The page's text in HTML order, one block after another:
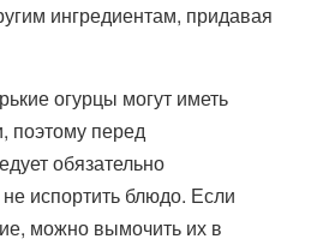
ингредиентам, придавая
огурцы могут иметь
поэтому перед
обязательно
испортить блюдо. Если
можно вымочить их в